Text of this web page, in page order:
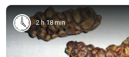
2 h 18 min